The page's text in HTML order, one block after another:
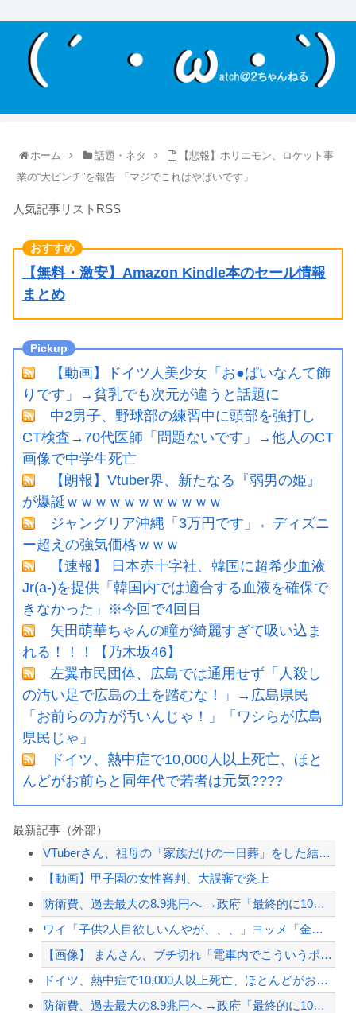
ホーム 話題・ネタ
【悲報】ホリエモン、ロケット事
業の“大ピンチ”を報告 「マジでこれはやばいです」
人気記事リストRSS
【無料・激安】Amazon Kindle本のセール情報
まとめ
【動画】ドイツ人美少女「お●ぱいなんて飾
りです」→貧乳でも次元が違うと話題に
中2男子、野球部の練習中に頭部を強打し
CT検査→70代医師「問題ないです」→他人のCT
画像で中学生死亡
【朗報】Vtuber界、新たなる『弱男の姫』
が爆誕ｗｗｗｗｗｗｗｗｗｗｗ
ジャングリア沖縄「3万円です」←ディズニ
ー超えの強気価格ｗｗｗ
【速報】 日本赤十字社、韓国に超希少血液
Jr(a-)を提供「韓国内では適合する血液を確保で
きなかった」※今回で4回目
矢田萌華ちゃんの瞳が綺麗すぎて吸い込ま
れる！！！【乃木坂46】
左翼市民団体、広島では通用せず「人殺し
の汚い足で広島の土を踏むな！」→広島県民
「お前らの方が汚いんじゃ！」「ワシらが広島
県民じゃ」
ドイツ、熱中症で10,000人以上死亡、ほと
んどがお前らと同年代で若者は元気????
最新記事（外部）
VTuberさん、祖母の「家族だけの一日葬」をした結果ｗｗｗｗｗｗｗ
【動画】甲子園の女性審判、大誤審で炎上
防衛費、過去最大の8.9兆円へ →政府「最終的に10兆円規模になる可能性」
ワイ「子供2人目欲しいんやが、、、」ヨッメ「金は？育児は？私の仕事は？キャリアは...
【画像】 まんさん、ブチ切れ「電車内でこういうポジのおじ、ガチでイラネ」→
ドイツ、熱中症で10,000人以上死亡、ほとんどがお前らと同年代で若者は元気💪
防衛費、過去最大の8.9兆円へ →政府「最終的に10兆円規模になる可能性」